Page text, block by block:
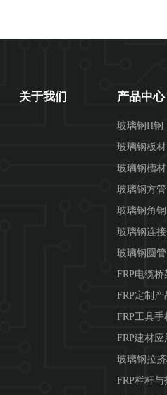
关于我们 产品中心
玻璃钢H钢
玻璃钢板材
玻璃钢槽材
玻璃钢方管
玻璃钢角钢
玻璃钢连
玻璃钢圆管
FRP电缆桥
FRP定制产
FRP工具手
FRP建材应
玻璃钢拉
FRP栏杆与